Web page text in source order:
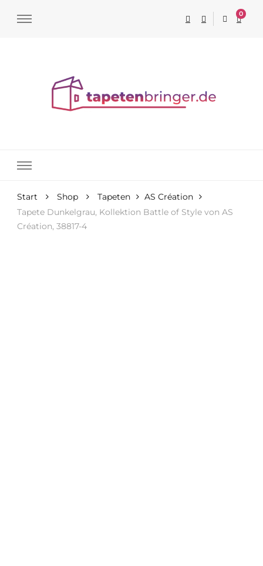
0
Start Shop Tapeten
AS Création
Tapete Dunkelgrau, Kollektion Battle of Style von AS
Création, 38817-4